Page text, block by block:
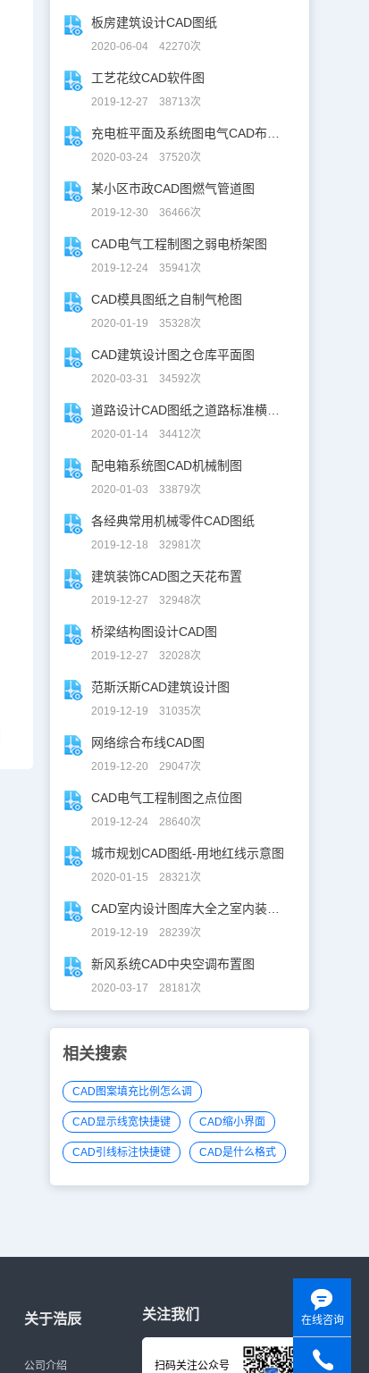
板房建筑设计CAD图纸
2020-06-04 42270次
工艺花纹CAD软件图
2019-12-27 38713次
2020-03-24 37520次
某小区市政CAD图燃气管道图
2019-12-30 36466次
CAD电气工程制图之弱电桥架图
2019-12-24 35941次
CAD模具图纸之自制气枪图
2020-01-19 35328次
CAD建筑设计图之仓库平面图
2020-03-31 34592次
2020-01-14 34412次
配电箱系统图CAD机械制图
2020-01-03 33879次
各经典常用机械零件CAD图纸
2019-12-18 32981次
建筑装饰CAD图之天花布置
2019-12-27 32948次
桥梁结构图设计CAD图
2019-12-27 32028次
范斯沃斯CAD建筑设计图
2019-12-19 31035次
网络综合布线CAD图
2019-12-20 29047次
CAD电气工程制图之点位图
2019-12-24 28640次
城市规划CAD图纸-用地红线示意图
2020-01-15 28321次
2019-12-19 28239次
新风系统CAD中央空调布置图
2020-03-17 28181次
相关搜索
CAD图案填充比例怎么调
CAD显示线宽快捷键 CAD缩小界面
CAD引线标注快捷键 CAD是什么格式
关于浩辰
公司介绍
关注我们
扫码关注公众号
在线咨询